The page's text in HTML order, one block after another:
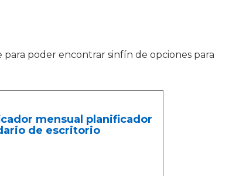
poder encontrar sinfín de opciones para
mensual planificador
de escritorio